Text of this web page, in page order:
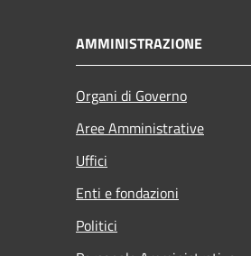
AMMINISTRAZIONE
Organi di Governo
Aree Amministrative
Uffici
Enti e fondazioni
Politici